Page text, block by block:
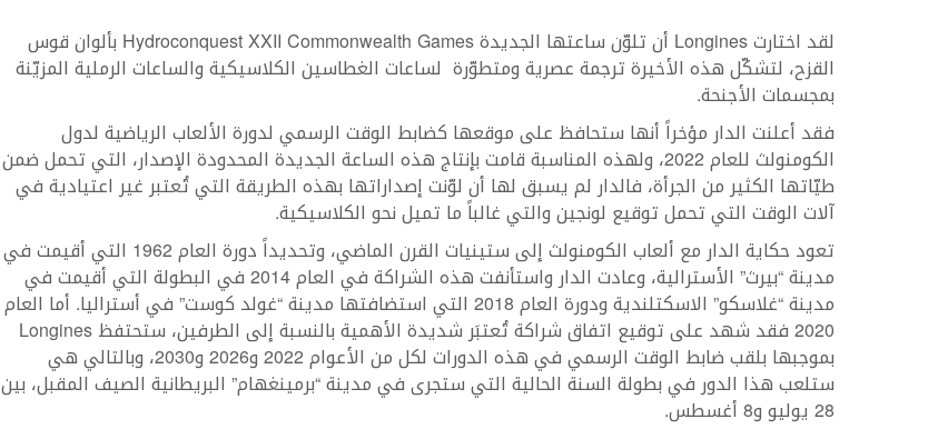
لقد اختارت Longines أن تلوّن ساعتها الجديدة Hydroconquest XXII Commonwealth Games بألوان قوس
القزح، لتشكّل هذه الأخيرة ترجمة عصرية ومتطوّرة لساعات الغطاسين الكلاسيكية والساعات الرملية المزيّنة
بمجسمات الأجنحة.
فقد أعلنت الدار مؤخراً أنها ستحافظ على موقعها كضابط الوقت الرسمي لدورة الألعاب الرياضية لدول
الكومنولث للعام 2022، ولهذه المناسبة قامت بإنتاج هذه الساعة الجديدة المحدودة الإصدار، التي تحمل ضمن
طيّاتها الكثير من الجرأة، فالدار لم يسبق لها أن لوّنت إصداراتها بهذه الطريقة التي تُعتبر غير اعتيادية في
آلات الوقت التي تحمل توقيع لونجين والتي غالباً ما تميل نحو الكلاسيكية.
تعود حكاية الدار مع ألعاب الكومنولث إلى ستينيات القرن الماضي، وتحديداً دورة العام 1962 التي أقيمت في
مدينة “بيرث” الأسترالية، وعادت الدار واستأنفت هذه الشراكة في العام 2014 في البطولة التي أقيمت في
مدينة “غلاسكو” الاسكتلندية ودورة العام 2018 التي استضافتها مدينة “غولد كوست” في أستراليا. أما العام
2020 فقد شهد على توقيع اتفاق شراكة تُعتبَر شديدة الأهمية بالنسبة إلى الطرفين، ستحتفظ Longines
بموجبها بلقب ضابط الوقت الرسمي في هذه الدورات لكل من الأعوام 2022 و2026 و2030، وبالتالي هي
ستلعب هذا الدور في بطولة السنة الحالية التي ستجرى في مدينة “برمينغهام” البريطانية الصيف المقبل، بين
28 يوليو و8 أغسطس.